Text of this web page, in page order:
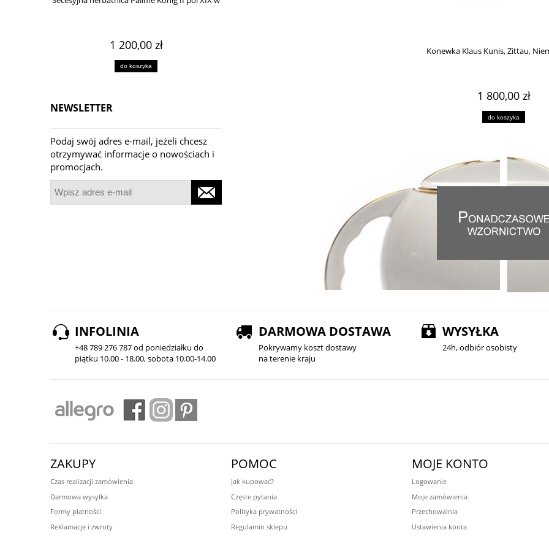
1 200,00 zł
do koszyka
3 800,00 zł
NEWSLETTER
Podaj swój adres e-mail, jeżeli chcesz
otrzymywać informacje o nowościach i
promocjach.
Konewka Klaus Kunis, Zittau,
1 800,00 zł
do koszyka
INFOLINIA
+48 789 276 787 od poniedziałku do
piątku 10.00 - 18.00, sobota 10.00-14.00
DARMOWA DOSTAWA
Pokrywamy koszt dostawy
na terenie kraju
WYSYŁKA
24h, odbiór osobisty
ZAKUPY
Czas realizacji zamówienia
Darmowa wysyłka
Formy płatności
Reklamacje i zwroty
POMOC
Jak kupować?
Częste pytania
Polityka prywatności
Regulamin sklepu
MOJE KONTO
Logowanie
Moje zamówienia
Przechowalnia
Ustawienia konta